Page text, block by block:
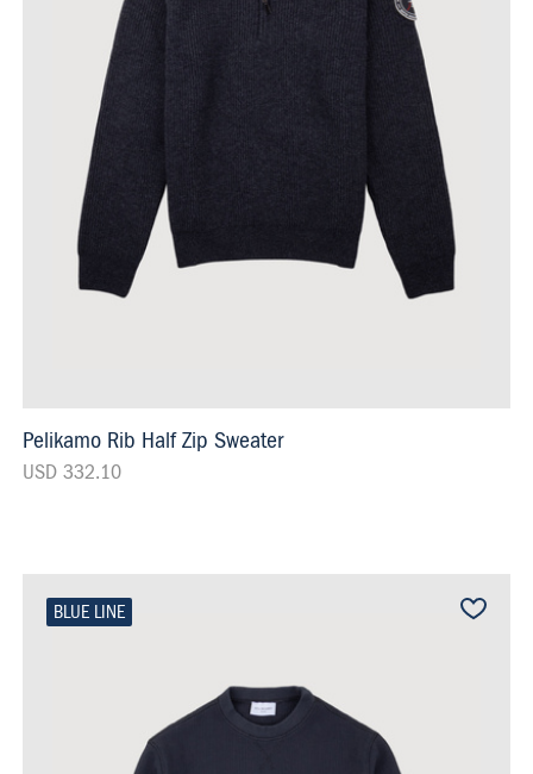
Pelikamo Rib Half Zip Sweater
USD 332.10
BLUE LINE